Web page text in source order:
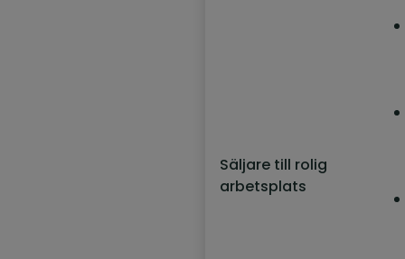
Säljare till rolig
arbetsplats